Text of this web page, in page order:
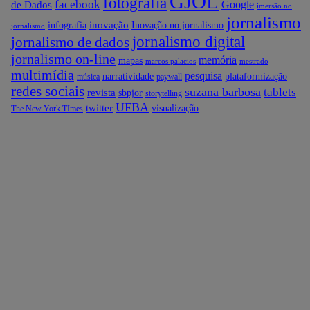
de Dados facebook Google imersão no
jornalismo infografia inovação Inovação no jornalismo jornalismo
jornalismo de dados jornalismo digital
jornalismo on-line mapas marcos palacios memória mestrado
multimídia música narratividade paywall pesquisa plataformização
redes sociais revista sbpjor storytelling suzana barbosa tablets
The New York TImes twitter UFBA visualização